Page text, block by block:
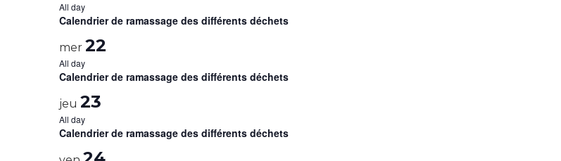
All day
Calendrier de ramassage des différents déchets
mer 22
All day
Calendrier de ramassage des différents déchets
jeu 23
All day
Calendrier de ramassage des différents déchets